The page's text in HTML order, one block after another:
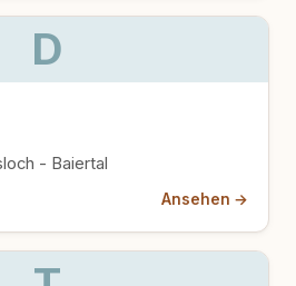
D
- Baiertal
Ansehen →